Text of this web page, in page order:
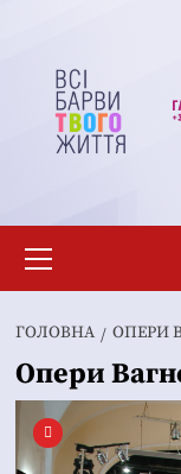
вмісту
меню
ГОЛОВНА ОПЕРИ
Опери